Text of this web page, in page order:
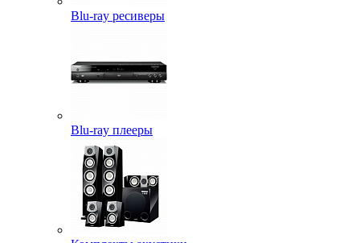
Blu-ray ресиверы
Blu-ray плееры